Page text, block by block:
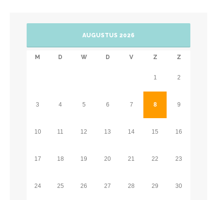
AUGUSTUS 2026
M D W D V Z Z
1 2
3 4 5 6 7 8 9
10 11 12 13 14 15 16
17 18 19 20 21 22 23
24 25 26 27 28 29 30